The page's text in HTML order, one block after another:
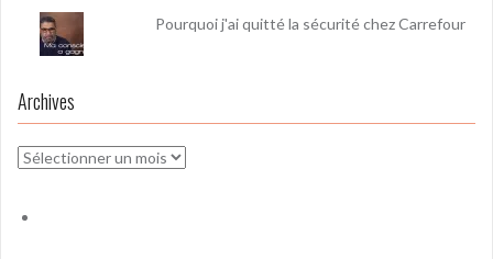
Pourquoi j'ai quitté la sécurité chez Carrefour
Archives
Archives